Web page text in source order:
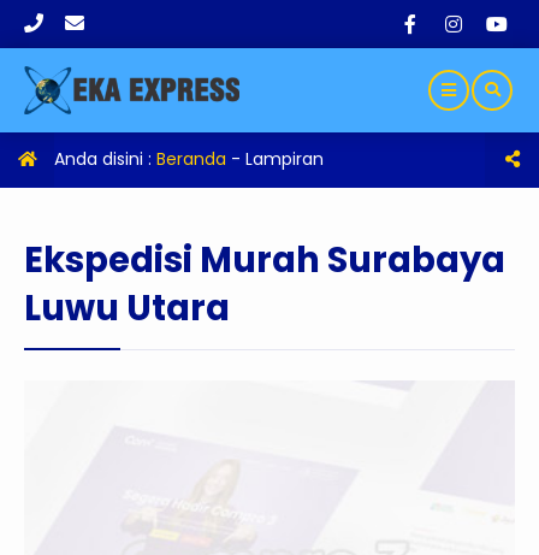
Anda disini : Beranda - Lampiran
Ekspedisi Murah Surabaya
Luwu Utara